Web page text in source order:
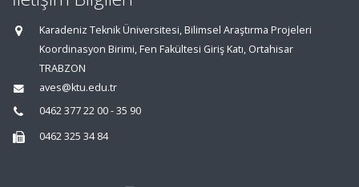
Karadeniz Teknik Üniversitesi, Bilimsel Araştırma Projeleri
Koordinasyon Birimi, Fen Fakültesi Giriş Katı, Ortahisar
TRABZON
aves@ktu.edu.tr
0462 377 22 00 - 35 90
0462 325 34 84